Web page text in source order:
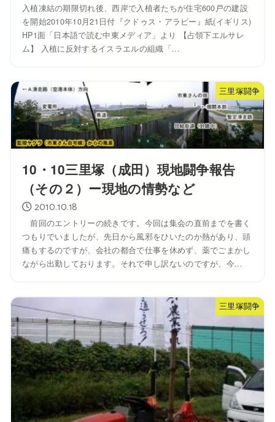
入植凍結の期限切れ後、西岸で入植者たちが住宅600戸の建設
を開始2010年10月21日付『クドゥス・アラビー』紙(イギリス)
HP1面「日本語で読む中東メディア」より 【占領下エルサレ
ム】 入植に反対するイスラエルの組織「...
三里塚闘争
10・10三里塚（成田）現地闘争報告
（その２）ー現地の情勢など
2010.10.18
前回のエントリーの続きです。今回は集会の直前までを書く
つもりでいましたが、先日から風邪をひいたのか熱があり、頭
痛もするのですが、会社の都合で仕事を休めず、薬でごまかし
ながら出勤しております。それで申し訳ないのですが、今...
三里塚闘争